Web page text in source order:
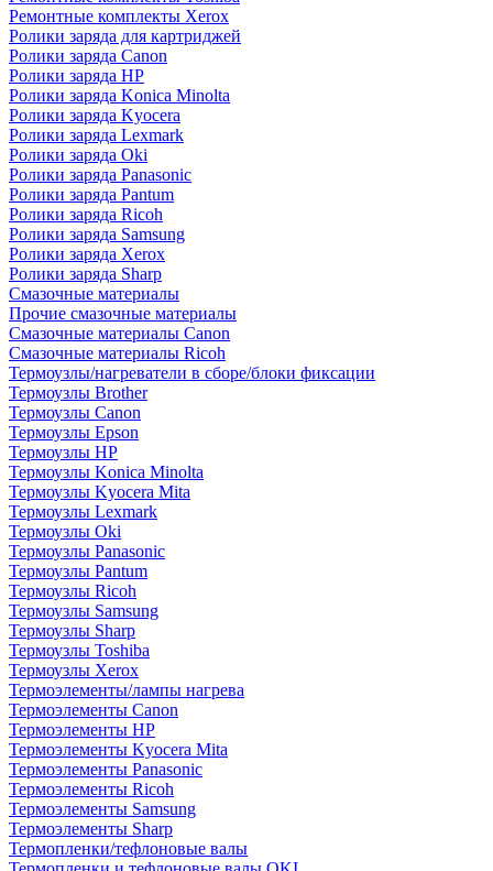
Ремонтные комплекты Xerox
Ролики заряда для картриджей
Ролики заряда Canon
Ролики заряда HP
Ролики заряда Konica Minolta
Ролики заряда Kyocera
Ролики заряда Lexmark
Ролики заряда Oki
Ролики заряда Panasonic
Ролики заряда Pantum
Ролики заряда Ricoh
Ролики заряда Samsung
Ролики заряда Xerox
Ролики заряда Sharp
Смазочные материалы
Прочие смазочные материалы
Смазочные материалы Canon
Смазочные материалы Ricoh
Термоузлы/нагреватели в сборе/блоки фиксации
Термоузлы Brother
Термоузлы Canon
Термоузлы Epson
Термоузлы HP
Термоузлы Konica Minolta
Термоузлы Kyocera Mita
Термоузлы Lexmark
Термоузлы Oki
Термоузлы Panasonic
Термоузлы Pantum
Термоузлы Ricoh
Термоузлы Samsung
Термоузлы Sharp
Термоузлы Toshiba
Термоузлы Xerox
Термоэлементы/лампы нагрева
Термоэлементы Canon
Термоэлементы HP
Термоэлементы Kyocera Mita
Термоэлементы Panasonic
Термоэлементы Ricoh
Термоэлементы Samsung
Термоэлементы Sharp
Термопленки/тефлоновые валы